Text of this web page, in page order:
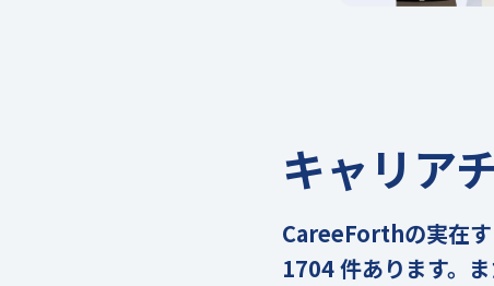
キャリア
CareeForthの実在
1704 件あります。